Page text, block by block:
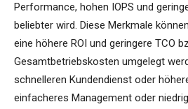
Performance, hohen IOPS und
beliebter wird. Diese Merkmale
eine höhere ROI und geringere TCO
Gesamtbetriebskosten umgelegt
schnelleren Kundendienst oder
einfacheres Management oder